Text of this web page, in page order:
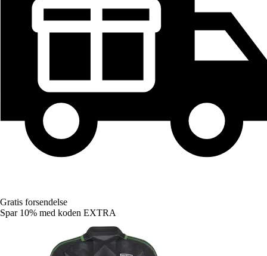
Gratis forsendelse
Spar 10% med koden EXTRA